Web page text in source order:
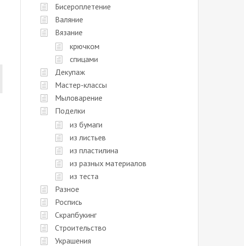
Бисероплетение
Валяние
Вязание
крючком
спицами
Декупаж
Мастер-классы
Мыловарение
Поделки
из бумаги
из листьев
из пластилина
из разных материалов
из теста
Разное
Роспись
Скрапбукинг
Строительство
Украшения